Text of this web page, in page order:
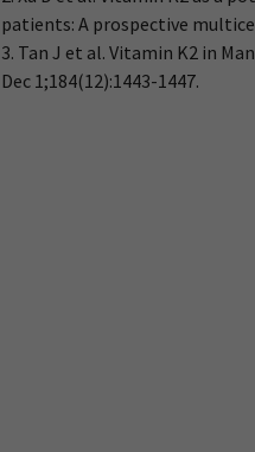
patients: A prospective
3. Tan J et al. Vitamin K2 in
Dec 1;184(12):1443-1447.